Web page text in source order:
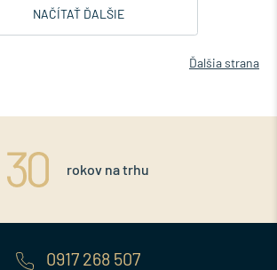
NAČÍTAŤ ĎALŠIE
Ďalšia strana
rokov na trhu
0917 268 507